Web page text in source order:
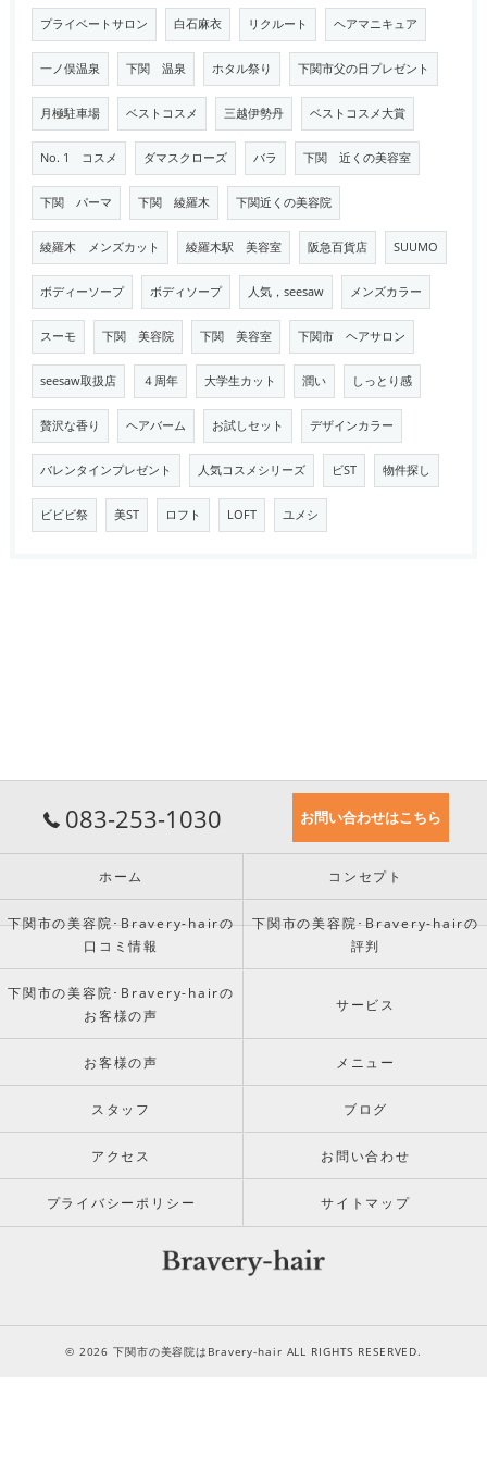
プライベートサロン 白石麻衣 リクルート ヘアマニキュア
一ノ俣温泉 下関 温泉 ホタル祭り 下関市父の日プレゼント
月極駐車場 ベストコスメ 三越伊勢丹 ベストコスメ大賞
No. 1 コスメ ダマスクローズ バラ 下関 近くの美容室
下関 パーマ 下関 綾羅木 下関近くの美容院
綾羅木 メンズカット 綾羅木駅 美容室 阪急百貨店 SUUMO
ボディーソープ ボディソープ 人気，seesaw メンズカラー
スーモ 下関 美容院 下関 美容室 下関市 ヘアサロン
seesaw取扱店 ４周年 大学生カット 潤い しっとり感
贅沢な香り ヘアバーム お試しセット デザインカラー
バレンタインプレゼント 人気コスメシリーズ ビST 物件探し
ビビビ祭 美ST ロフト LOFT ユメシ
083-253-1030 お問い合わせはこちら
ホーム コンセプト
下関市の美容院･Bravery-hairの
口コミ情報
下関市の美容院･Bravery-hairの
評判
下関市の美容院･Bravery-hairの
お客様の声
サービス
お客様の声 メニュー
スタッフ ブログ
アクセス お問い合わせ
プライバシーポリシー サイトマップ
© 2026 下関市の美容院はBravery-hair ALL RIGHTS RESERVED.